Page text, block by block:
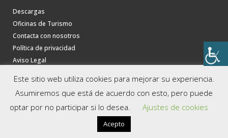
Descargas
Oficinas de Turismo
Contacta con nosotros
Política de privacidad
Aviso Legal
Este sitio web utiliza cookies para mejorar su experiencia.
Asumiremos que está de acuerdo con esto, pero puede
optar por no participar si lo desea.
Ajustes de cookies
Acepto